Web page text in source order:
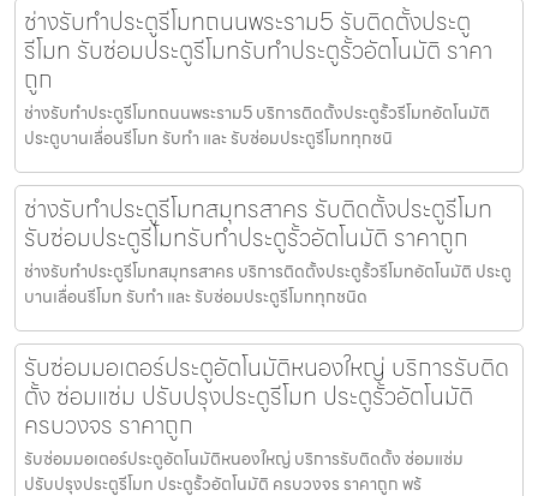
ช่างรับทำประตูรีโมทถนนพระราม5 รับติดตั้งประตู
รีโมท รับซ่อมประตูรีโมทรับทำประตูรั้วอัตโนมัติ ราคา
ถูก
ช่างรับทำประตูรีโมทถนนพระราม5 บริการติดตั้งประตูรั้วรีโมทอัตโนมัติ
ประตูบานเลื่อนรีโมท รับทำ และ รับซ่อมประตูรีโมททุกชนิ
ช่างรับทำประตูรีโมทสมุทรสาคร รับติดตั้งประตูรีโมท
รับซ่อมประตูรีโมทรับทำประตูรั้วอัตโนมัติ ราคาถูก
ช่างรับทำประตูรีโมทสมุทรสาคร บริการติดตั้งประตูรั้วรีโมทอัตโนมัติ ประตู
บานเลื่อนรีโมท รับทำ และ รับซ่อมประตูรีโมททุกชนิด
รับซ่อมมอเตอร์ประตูอัตโนมัติหนองใหญ่ บริการรับติด
ตั้ง ซ่อมแซ่ม ปรับปรุงประตูรีโมท ประตูรั้วอัตโนมัติ
ครบวงจร ราคาถูก
รับซ่อมมอเตอร์ประตูอัตโนมัติหนองใหญ่ บริการรับติดตั้ง ซ่อมแซ่ม
ปรับปรุงประตูรีโมท ประตูรั้วอัตโนมัติ ครบวงจร ราคาถูก พร้